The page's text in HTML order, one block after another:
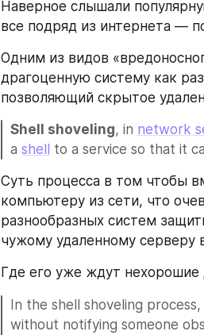
Наверное слышали
все подряд из интернета —
Одним из видов
драгоценную систему как
позволяющий скрытое
Shell shoveling, in network
a shell to a service so that it
Cуть процесса в том чтобы
компьютеру из сети, что
разнообразных систем
чужому удаленному серверу
Где его уже ждут нехорошие
In the shell shoveling
without notifying someone